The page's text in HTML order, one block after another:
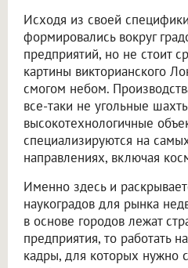
Исходя из своей
формировались вокруг
предприятий, но не стоит
картины викторианского
смогом небом.
все-таки не угольные
высокотехнологичные
специализируются на
направлениях, включая
Именно здесь и
наукоградов для рынка
в основе городов лежат
предприятия, то работать
кадры, для которых нужно